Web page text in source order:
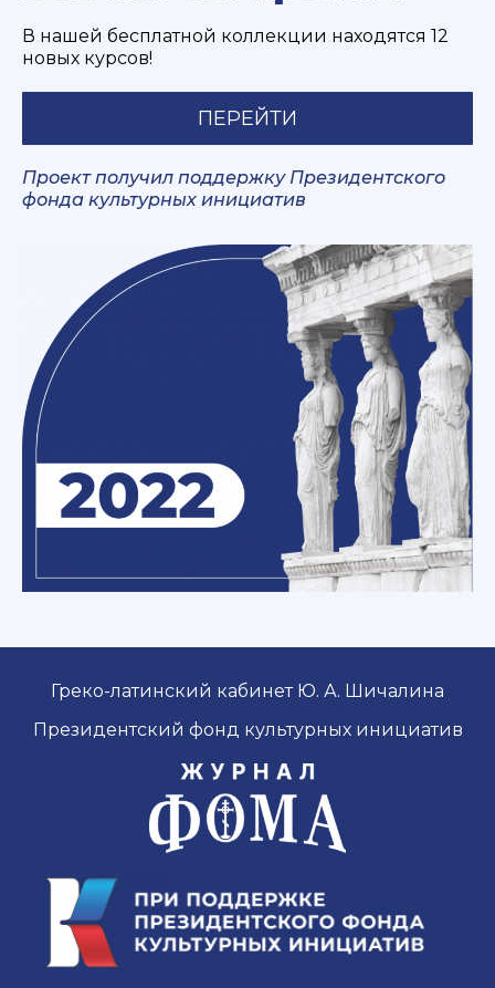
В нашей бесплатной коллекции находятся 12
новых курсов!
ПЕРЕЙТИ
Проект получил поддержку Президентского
фонда культурных инициатив
Греко-латинский кабинет Ю. А. Шичалина
Президентский фонд культурных инициатив